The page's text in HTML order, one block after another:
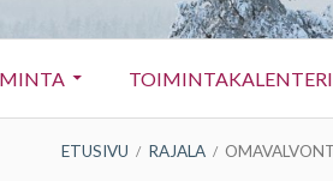
TOIMINTAKALENTERI
ETUSIVU RAJALA